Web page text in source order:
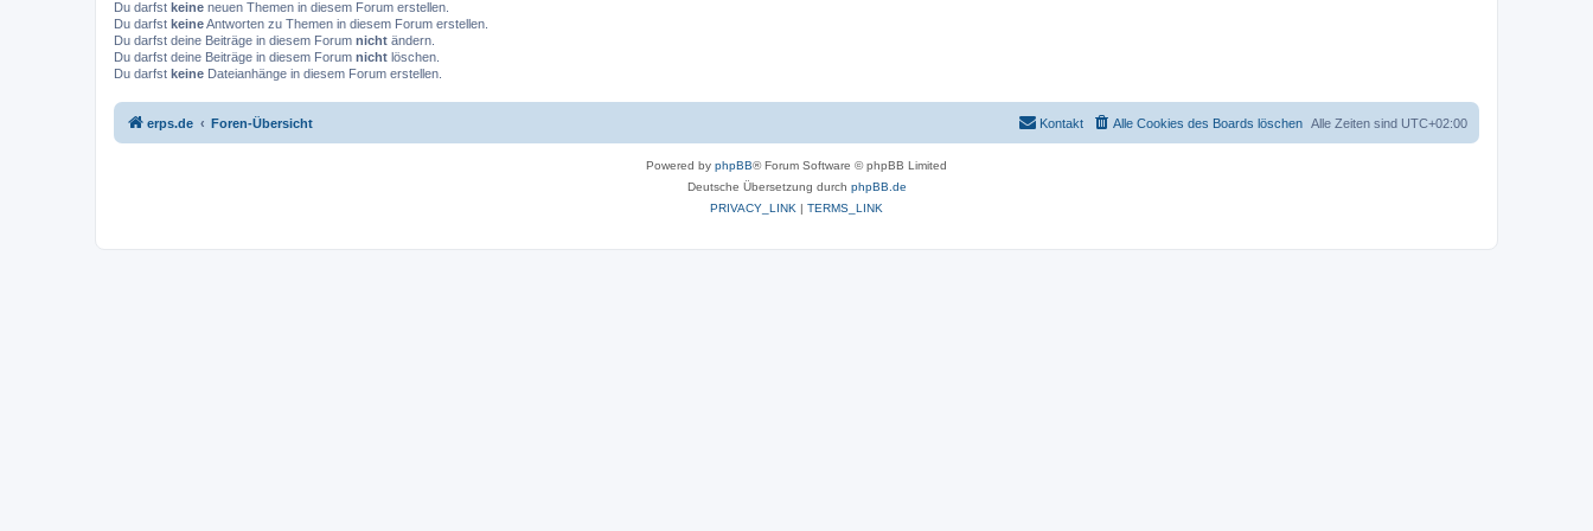
Du darfst keine neuen Themen in diesem Forum erstellen.
Du darfst keineAntworten zu Themen in diesem Forum erstellen.
Du darfst deine Beiträge in diesem Forum nicht ändern.
Du darfst deine Beiträge in diesem Forum nicht löschen.
Du darfst keine Dateianhänge in diesem Forum erstellen.
erps.de Foren-Übersicht Alle Zeiten sind UTC+02:00
Alle Cookies des Boards löschen
Kontakt
Powered by phpBB® Forum Software © phpBB Limited
Deutsche Übersetzung durch phpBB.de
PRIVACY_LINK | TERMS_LINK